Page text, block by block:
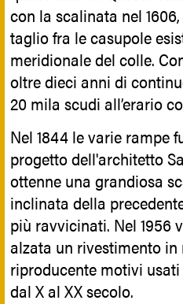
con la scalinata nel
taglio fra le casupole
meridionale del colle.
oltre dieci anni di
20 mila scudi all’erario
Nel 1844 le varie rampe
progetto dell'architetto
ottenne una grandiosa
inclinata della
più ravvicinati. Nel 1956
alzata un rivestimento
riproducente motivi
dal X al XX secolo.